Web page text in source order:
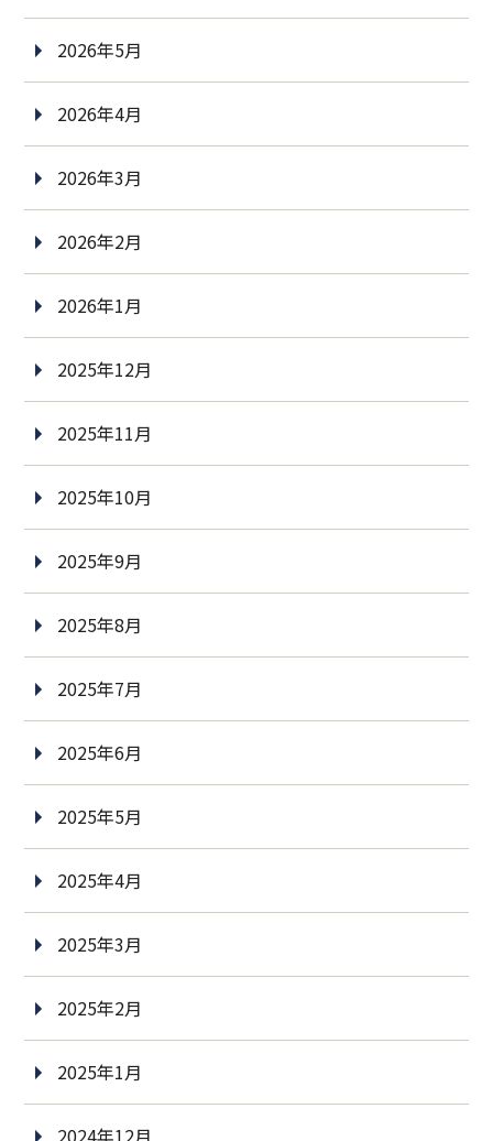
2026年5月
2026年4月
2026年3月
2026年2月
2026年1月
2025年12月
2025年11月
2025年10月
2025年9月
2025年8月
2025年7月
2025年6月
2025年5月
2025年4月
2025年3月
2025年2月
2025年1月
2024年12月